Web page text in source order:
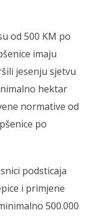
od 500 KM po
imaju
jesenju sjetvu
hektar
normative od
po
podsticaja
i primjene
500.000